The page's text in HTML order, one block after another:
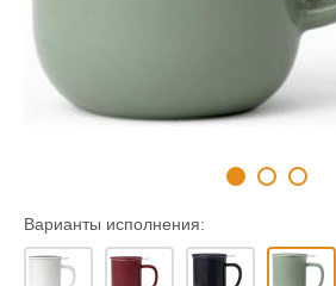
Варианты исполнения: